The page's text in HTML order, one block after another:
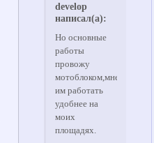
develop
написал(а):
Но основные
работы
провожу
мотоблоком,мне
им работать
удобнее на
моих
площадях.